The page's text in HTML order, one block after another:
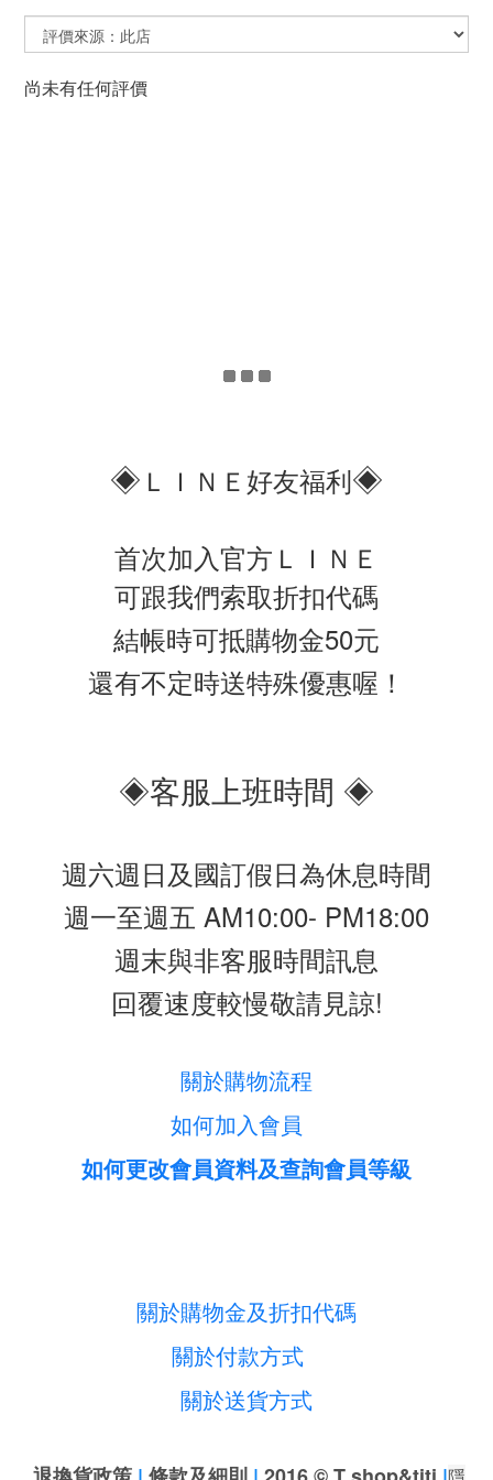
尚未有任何評價
◈ ＬＩＮＥ好友福利◈
首次加入官方ＬＩＮＥ
可跟我們索取折扣代碼
結帳時可抵購物金50元
還有不定時送特殊優惠喔！
◈客服上班時間 ◈
週六週日及國訂假日為休息時間
週一至週五 AM10:00- PM18:00
週末與非客服時間訊息
回覆速度較慢敬請見諒!
關於購物流程
如何加入會員
如何更改會員資料及查詢會員等級
關於購物金及折扣代碼
關於付款方式
關於送貨方式